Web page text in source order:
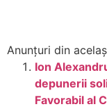
Anunțuri din
Ion
depunerii
Favorabil al